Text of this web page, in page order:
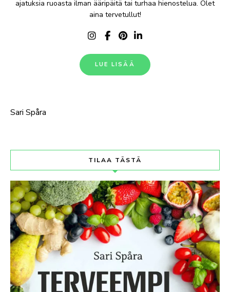
ajatuksia ruoasta ilman ääripäitä tai turhaa hienostelua. Olet
aina tervetullut!
LUE LISÄÄ
Sari Spåra
TILAA TÄSTÄ